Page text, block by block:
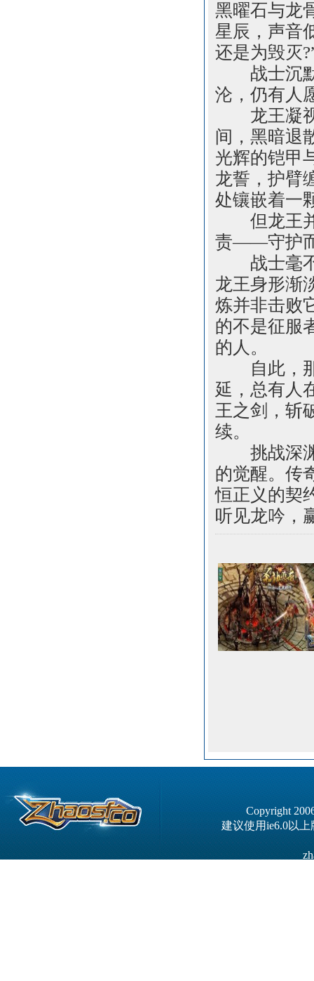
黑曜石与龙
星辰，声音
还是为毁灭
战士沉默
沦，仍有人
龙王凝视
间，黑暗退
光辉的铠甲
龙誓，护臂
处镶嵌着一
但龙王并
责——守护而
战士毫不
龙王身形渐
炼并非击败
的不是征服
的人。
自此，那
延，总有人
王之剑，斩
续。
挑战深渊
的觉醒。传
恒正义的契
听见龙吟，
Copyright
建议使用ie6.0以